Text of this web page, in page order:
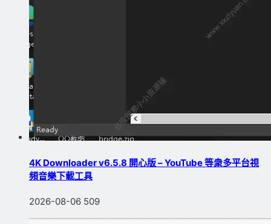
4K Downloader v6.5.8 開心版 – YouTube 等衆多平台視
頻音樂下載工具
2026-08-06 509